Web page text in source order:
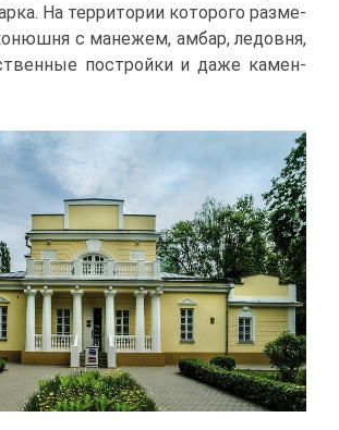
На тер­ри­то­рии ко­то­ро­го раз­ме­
с ма­не­жем, ам­бар, ле­дов­ня,
по­строй­ки и да­же ка­мен­